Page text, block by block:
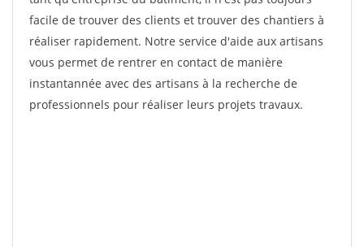
facile de trouver des clients et trouver des chantiers à
réaliser rapidement. Notre service d'aide aux artisans
vous permet de rentrer en contact de manière
instantannée avec des artisans à la recherche de
professionnels pour réaliser leurs projets travaux.